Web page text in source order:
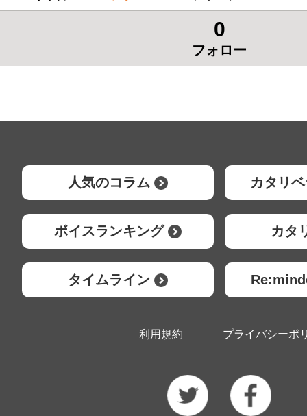
0
フォロー
人気のコラム カタリ
ボイスランキング カタ
タイムライン
利用規約 プライバシーポ